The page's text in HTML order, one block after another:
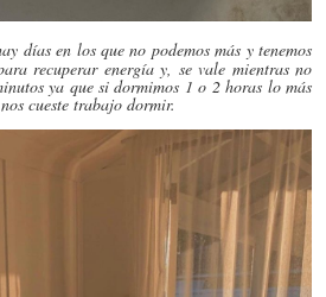
días en los que no podemos más y tenemos
recuperar energía y, se vale mientras no
ya que si dormimos 1 o 2 horas lo más
cueste trabajo dormir.